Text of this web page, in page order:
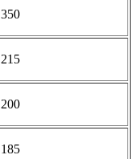
350
215
200
185